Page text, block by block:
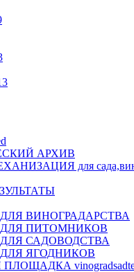
АРХИВ
для
ВИНОГРАДАРСТВА
ПИТОМНИКОВ
САДОВОДСТВА
ЯГОДНИКОВ